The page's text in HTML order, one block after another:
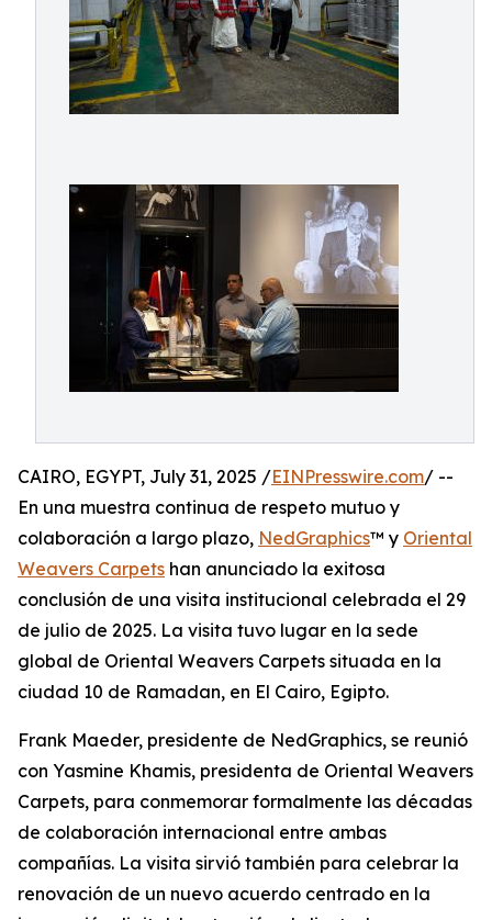
CAIRO, EGYPT, July 31, 2025 /EINPresswire.com/ --
En una muestra continua de respeto mutuo y
colaboración a largo plazo, NedGraphics™ y Oriental
Weavers Carpets han anunciado la exitosa
conclusión de una visita institucional celebrada el 29
de julio de 2025. La visita tuvo lugar en la sede
global de Oriental Weavers Carpets situada en la
ciudad 10 de Ramadan, en El Cairo, Egipto.
Frank Maeder, presidente de NedGraphics, se reunió
con Yasmine Khamis, presidenta de Oriental Weavers
Carpets, para conmemorar formalmente las décadas
de colaboración internacional entre ambas
compañías. La visita sirvió también para celebrar la
renovación de un nuevo acuerdo centrado en la